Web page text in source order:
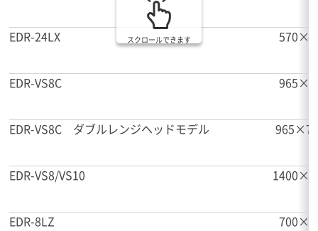
EDR-24LX
EDR-VS8C
EDR-VS8C ダブルレンジヘッドモデル
EDR-VS8/VS10
EDR-8LZ
スクロールできます